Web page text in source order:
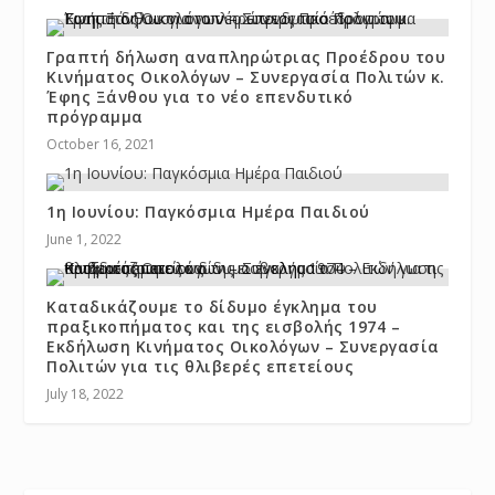
Γραπτή δήλωση αναπληρώτριας Προέδρου του
Κινήματος Οικολόγων – Συνεργασία Πολιτών κ.
Έφης Ξάνθου για το νέο επενδυτικό
πρόγραμμα
October 16, 2021
1η Ιουνίου: Παγκόσμια Ημέρα Παιδιού
June 1, 2022
Καταδικάζουμε το δίδυμο έγκλημα του
πραξικοπήματος και της εισβολής 1974 –
Εκδήλωση Κινήματος Οικολόγων – Συνεργασία
Πολιτών για τις θλιβερές επετείους
July 18, 2022